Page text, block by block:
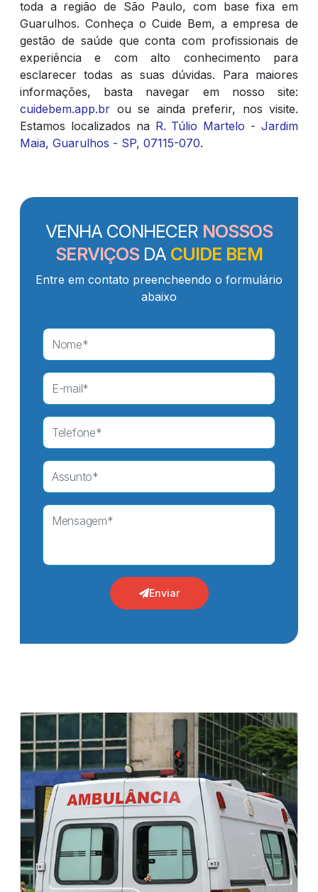
toda a região de São Paulo, com base fixa em
Guarulhos. Conheça o Cuide Bem, a empresa de
gestão de saúde que conta com profissionais de
experiência e com alto conhecimento para
esclarecer todas as suas dúvidas. Para maiores
informações, basta navegar em nosso site:
cuidebem.app.br ou se ainda preferir, nos visite.
Estamos localizados na R. Túlio Martelo - Jardim
Maia, Guarulhos - SP, 07115-070.
VENHA CONHECER NOSSOS
SERVIÇOSDA CUIDE BEM
Entre em contato preencheendo o formulário
abaixo
Enviar
Ambulância equipada UTI para transferências
de paciente
Ambulância para remoções de pacientes
Arujá